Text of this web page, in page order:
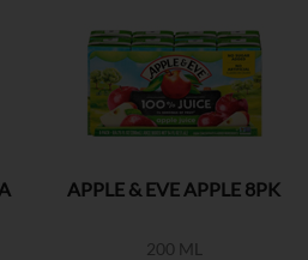
APPLE & EVE APPLE 8PK
200 ML